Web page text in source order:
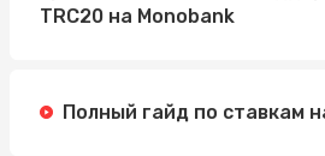
TRC20 на Monobank
Полный гайд по ставкам